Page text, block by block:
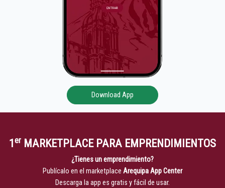
Download App
1 er MARKETPLACE PARA EMPRENDIMIENTOS
¿Tienes un emprendimiento?
Publícalo en el marketplace Arequipa App Center
Descarga la app es gratis y fácil de usar.